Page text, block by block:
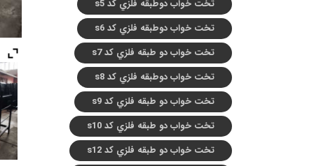
تخت خواب دوطبقه فلزي کد s5
تخت خواب دوطبقه فلزي کد s6
تخت خواب دو طبقه فلزي کد s7
تخت خواب دوطبقه فلزي کد s8
تخت خواب دو طبقه فلزي کد s9
تخت خواب دو طبقه فلزي کد s10
تخت خواب دو طبقه فلزي کد s12